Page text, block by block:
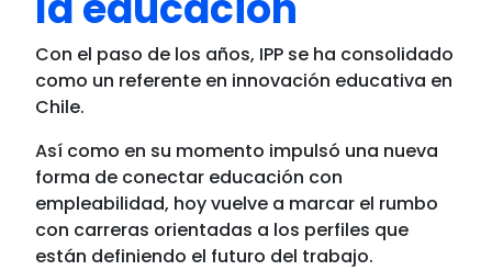
Con el paso de los años, IPP se ha consolidado
como un referente en innovación educativa en
Chile.
Así como en su momento impulsó una nueva
forma de conectar educación con
empleabilidad, hoy vuelve a marcar el rumbo
con carreras orientadas a los perfiles que
están definiendo el futuro del trabajo.